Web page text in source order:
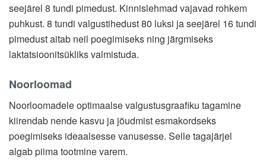
seejärel 8 tundi pimedust. Kinnislehmad vajavad rohkem
puhkust. 8 tundi valgustihedust 80 luksi ja seejärel 16 tundi
pimedust aitab neil poegimiseks ning järgmiseks
laktatsioonitsükliks valmistuda.
Noorloomad
Noorloomadele optimaalse valgustusgraafiku tagamine
kiirendab nende kasvu ja jõudmist esmakordseks
poegimiseks ideaalsesse vanusesse. Selle tagajärjel
algab piima tootmine varem.